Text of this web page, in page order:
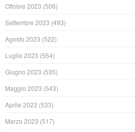
Ottobre 2023 (506)
Settembre 2023 (493)
Agosto 2023 (522)
Luglio 2023 (554)
Giugno 2023 (535)
Maggio 2023 (543)
Aprile 2023 (533)
Marzo 2023 (517)